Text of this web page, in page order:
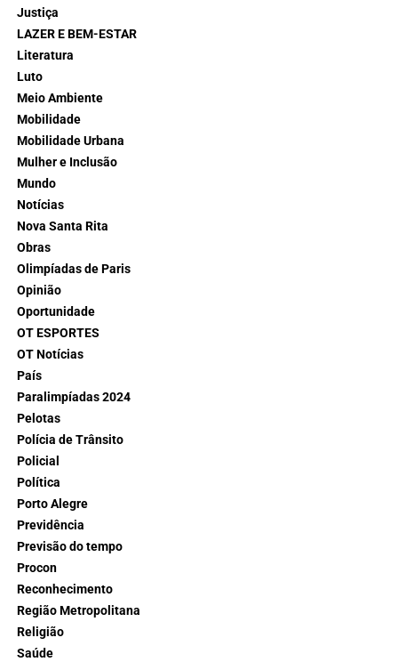
Justiça
LAZER E BEM-ESTAR
Literatura
Luto
Meio Ambiente
Mobilidade
Mobilidade Urbana
Mulher e Inclusão
Mundo
Notícias
Nova Santa Rita
Obras
Olimpíadas de Paris
Opinião
Oportunidade
OT ESPORTES
OT Notícias
País
Paralimpíadas 2024
Pelotas
Polícia de Trânsito
Policial
Política
Porto Alegre
Previdência
Previsão do tempo
Procon
Reconhecimento
Região Metropolitana
Religião
Saúde